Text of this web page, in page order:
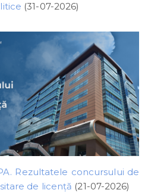
(31-07-2026)
Rezultatele concursului de
de licență (21-07-2026)